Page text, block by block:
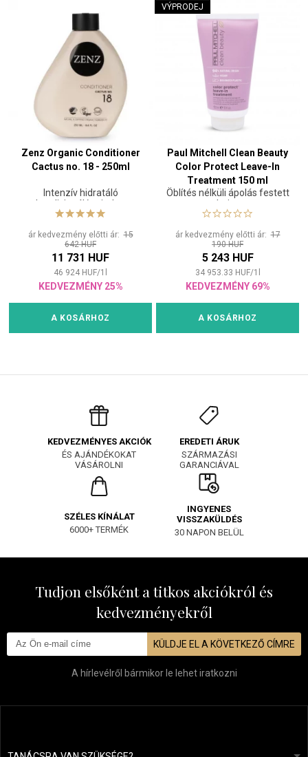
Zenz Organic Conditioner
Cactus no. 18 - 250ml
Intenzív hidratáló
kondicionáló minden
hajtípusra
ár kedvezmény előtti ár:15
642 HUF
11 731 HUF
46 924 HUF/1
KEDVEZMÉNY 25%
A KOSÁRHOZ
VÝPRODEJ
Paul Mitchell Clean Beauty
Color Protect Leave-In
Treatment 150 ml
Öblítés nélküli ápolás festett
hajra
ár kedvezmény előtti ár:17
190 HUF
5 243 HUF
34 953.33 HUF/1
KEDVEZMÉNY 69%
A KOSÁRHOZ
KEDVEZMÉNYES AKCIÓK
ÉS AJÁNDÉKOKAT
VÁSÁROLNI
EREDETI ÁRUK
SZÁRMAZÁSI
GARANCIÁVAL
SZÉLES KÍNÁLAT
6000+ TERMÉK
INGYENES
VISSZAKÜLDÉS
30 NAPON BELÜL
Tudjon elsőként a titkos akciókról és
kedvezményekről
KÜLDJE EL A KÖVETKEZŐ CÍMRE
A hírlevélről bármikor le lehet iratkozni